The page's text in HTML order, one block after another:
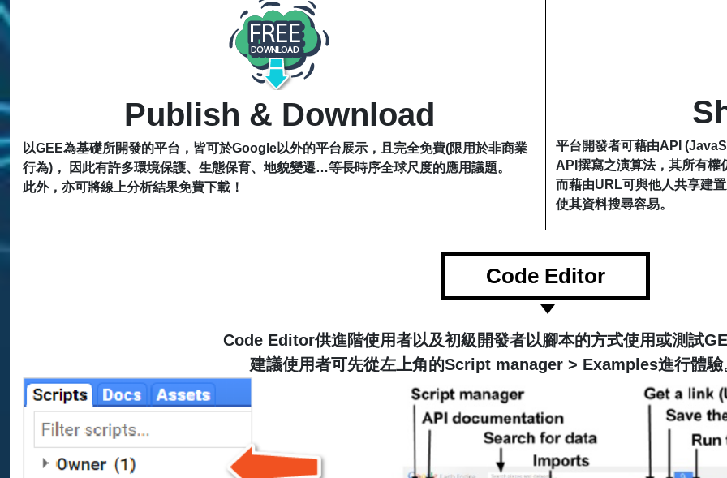
Publish & Download
以GEE為基礎所開發的平台，皆可於Google以外的平台展示，且完全免費(限用於非商業
行為)， 因此有許多環境保護、生態保育、地貌變遷…等長時序全球尺度的應用議題。
此外，亦可將線上分析結果免費下載！
平台開發者可藉由API
API撰寫之演算法，其所有權
而藉由URL可與他人共享建
使其資料搜尋容易。
Code Editor
Code Editor供進階使用者以及初級開發者以腳本的方式使用或測試
建議使用者可先從左上角的Script manager > Examples進行體